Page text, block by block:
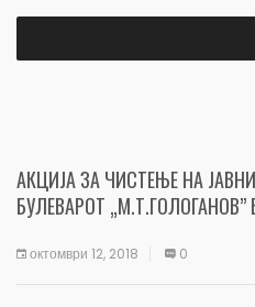
АКЦИЈА ЗА ЧИСТЕЊЕ НА
БУЛЕВАРОТ „М.Т.ГОЛОГАНОВ”
октомври 12, 2018 0